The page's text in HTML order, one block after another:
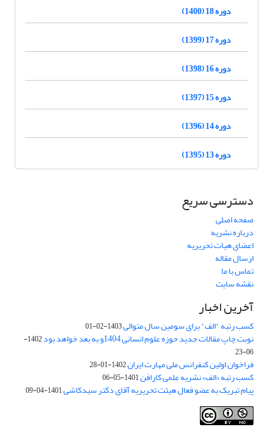
دوره 18 (1400)
دوره 17 (1399)
دوره 16 (1398)
دوره 15 (1397)
دوره 14 (1396)
دوره 13 (1395)
دسترسی سریع
صفحه اصلی
درباره نشریه
اعضای هیات تحریریه
ارسال مقاله
تماس با ما
نقشه سایت
آخرین اخبار
کسب رتبه "الف" برای سومین سال متوالی1403-02-01
نوبت چاپ مقالات جدید حوزه علوم انسانی 1404و به بعد خواهد بود
1402-
06-23
فراخوان اولین کنفرانس ملی مهارت ایران1402-01-28
کسب رتبه «الف» نشریه علمی کارافن1401-05-06
پیام تبریک به عضو فعال هیئت تحریریه آقای دکتر سیدکاشی1401-04-09